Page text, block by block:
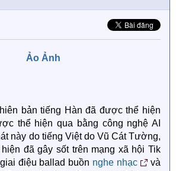
Ảo Ảnh
bản tiếng Hàn đã được thể hiện
thể hiện qua bằng công nghệ AI
này do tiếng Việt do Vũ Cát Tường,
đã gây sốt trên mạng xã hội Tik
điệu ballad buồn nghe nhạc
và